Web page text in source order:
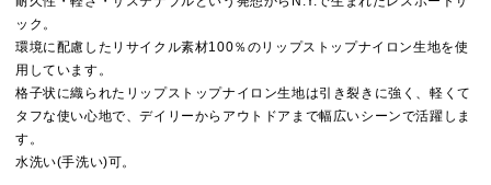
ック。
環境に配慮したリサイクル素材100％のリップストップナイロン生地を使
用しています。
格子状に織られたリップストップナイロン生地は引き裂きに強く、軽くて
タフな使い心地で、デイリーからアウトドアまで幅広いシーンで活躍しま
す。
水洗い(手洗い)可。